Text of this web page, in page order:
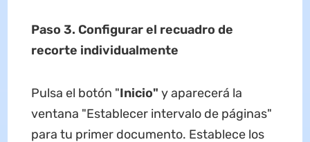
Paso 3. Configurar el recuadro de
recorte individualmente
Pulsa el botón "Inicio" y aparecerá la
ventana "Establecer intervalo de páginas"
para tu primer documento. Establece los